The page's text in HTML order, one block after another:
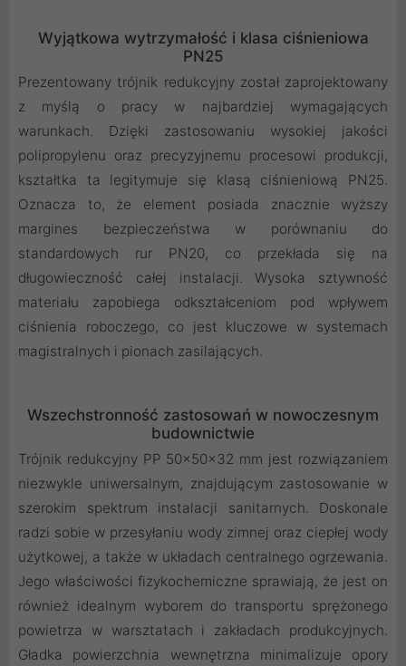
Wyjątkowa wytrzymałość i klasa ciśnieniowa
PN25
Prezentowany trójnik redukcyjny został zaprojektowany
z myślą o pracy w najbardziej wymagających
warunkach. Dzięki zastosowaniu wysokiej jakości
polipropylenu oraz precyzyjnemu procesowi produkcji,
kształtka ta legitymuje się klasą ciśnieniową PN25.
Oznacza to, że element posiada znacznie wyższy
margines bezpieczeństwa w porównaniu do
standardowych rur PN20, co przekłada się na
długowieczność całej instalacji. Wysoka sztywność
materiału zapobiega odkształceniom pod wpływem
ciśnienia roboczego, co jest kluczowe w systemach
magistralnych i pionach zasilających.
Wszechstronność zastosowań w nowoczesnym
budownictwie
Trójnik redukcyjny PP 50x50x32 mm jest rozwiązaniem
niezwykle uniwersalnym, znajdującym zastosowanie w
szerokim spektrum instalacji sanitarnych. Doskonale
radzi sobie w przesyłaniu wody zimnej oraz ciepłej wody
użytkowej, a także w układach centralnego ogrzewania.
Jego właściwości fizykochemiczne sprawiają, że jest on
również idealnym wyborem do transportu sprężonego
powietrza w warsztatach i zakładach produkcyjnych.
Gładka powierzchnia wewnętrzna minimalizuje opory